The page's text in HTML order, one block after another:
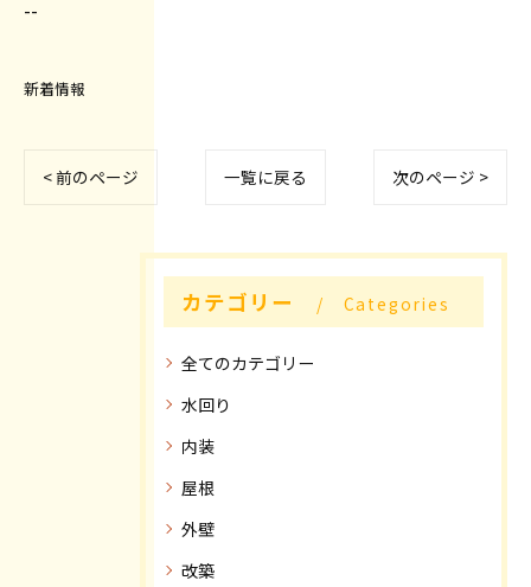
--
新着情報
< 前のページ 一覧に戻る 次のページ >
カテゴリー Categories
全てのカテゴリー
水回り
内装
屋根
外壁
改築